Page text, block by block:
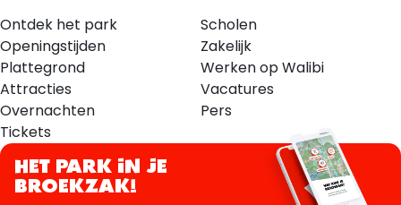
Ontdek het park
Openingstijden
Plattegrond
Attracties
Overnachten
Tickets
Scholen
Zakelijk
Werken op Walibi
Vacatures
Pers
HET PARK IN JE
BROEKZAK!